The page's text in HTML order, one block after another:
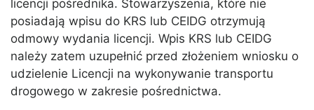
licencji pośrednika. Stowarzyszenia, które nie
posiadają wpisu do KRS lub CEIDG otrzymują
odmowy wydania licencji. Wpis KRS lub CEIDG
należy zatem uzupełnić przed złożeniem wniosku o
udzielenie Licencji na wykonywanie transportu
drogowego w zakresie pośrednictwa.